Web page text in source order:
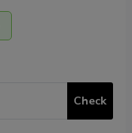
Check